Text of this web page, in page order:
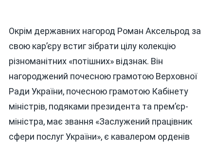
Окрім державних нагород Роман Аксельрод за
свою кар’єру встиг зібрати цілу колекцію
різноманітних «потішних» відзнак. Він
нагороджений почесною грамотою Верховної
Ради України, почесною грамотою Кабінету
міністрів, подяками президента та прем’єр-
міністра, має звання «Заслужений працівник
сфери послуг України», є кавалером орденів